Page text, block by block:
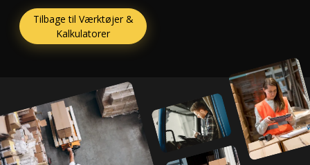
Tilbage til Værktøjer &
Kalkulatorer